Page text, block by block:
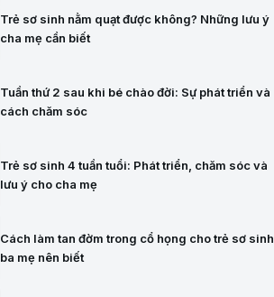
Trẻ sơ sinh nằm quạt được không? Những lưu ý
cha mẹ cần biết
Tuần thứ 2 sau khi bé chào đời: Sự phát triển và
cách chăm sóc
Trẻ sơ sinh 4 tuần tuổi: Phát triển, chăm sóc và
lưu ý cho cha mẹ
Cách làm tan đờm trong cổ họng cho trẻ sơ sinh
ba mẹ nên biết